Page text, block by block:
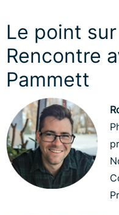
Le point
Rencontre
Pammett